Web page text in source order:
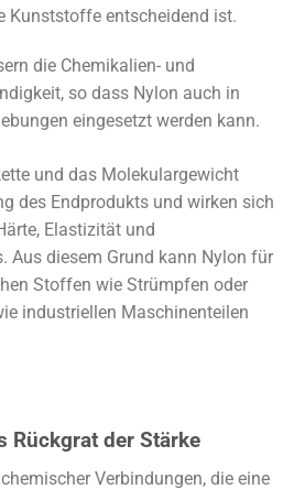
Kunststoffe entscheidend ist.
die Chemikalien- und
so dass Nylon auch in
eingesetzt werden kann.
und das Molekulargewicht
des Endprodukts und wirken sich
Elastizität und
Aus diesem Grund kann Nylon für
Stoffen wie Strümpfen oder
industriellen Maschinenteilen
Rückgrat der Stärke
Verbindungen, die eine